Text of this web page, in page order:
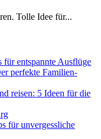
Tolle Idee für...
entspannte Ausflüge
perfekte Familien-
reisen: 5 Ideen für die
für unvergessliche